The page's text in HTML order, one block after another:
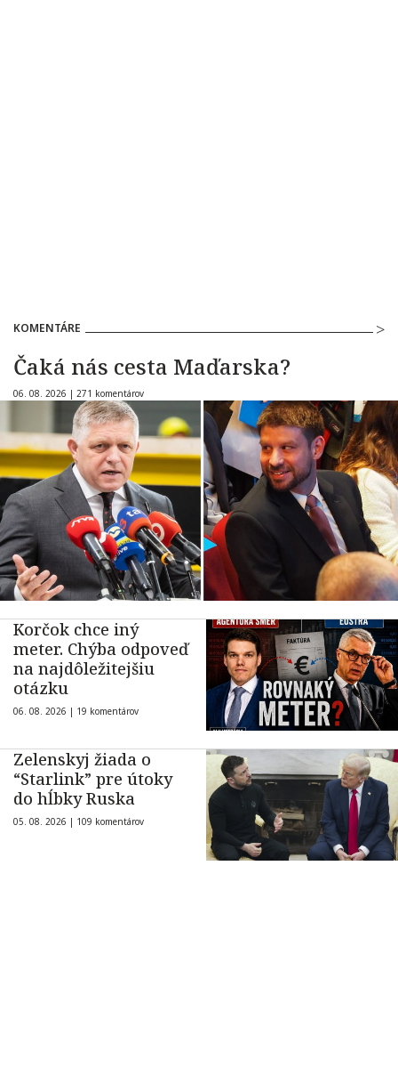
KOMENTÁRE
Čaká nás cesta Maďarska?
06. 08. 2026 | 271 komentárov
Korčok chce iný
meter. Chýba odpoveď
na najdôležitejšiu
otázku
06. 08. 2026 | 19 komentárov
Zelenskyj žiada o
“Starlink” pre útoky
do hĺbky Ruska
05. 08. 2026 | 109 komentárov